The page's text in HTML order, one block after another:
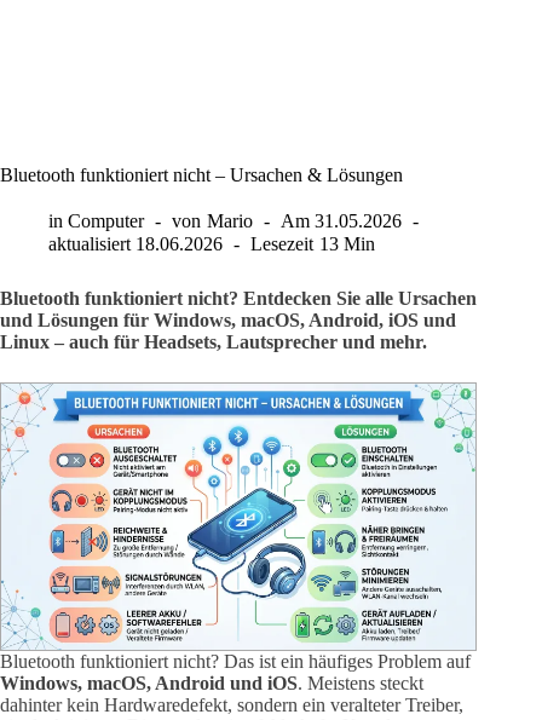
Bluetooth funktioniert nicht – Ursachen & Lösungen
in Computer von Mario Am 31.05.2026
aktualisiert 18.06.2026 Lesezeit 13 Min
Bluetooth funktioniert nicht? Entdecken Sie alle Ursachen
und Lösungen für Windows, macOS, Android, iOS und
Linux – auch für Headsets, Lautsprecher und mehr.
Bluetooth funktioniert nicht? Das ist ein häufiges Problem auf
Windows, macOS, Android und iOS. Meistens steckt
dahinter kein Hardwaredefekt, sondern ein veralteter Treiber,